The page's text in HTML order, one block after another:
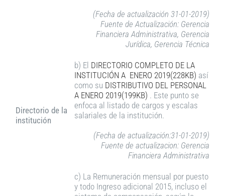
(Fecha de actualización 31-01-2019)
Fuente de Actualización: Gerencia
Financiera Administrativa, Gerencia
Jurídica, Gerencia Técnica
Directorio de la
institución
b) El DIRECTORIO COMPLETO DE LA
INSTITUCIÓN A ENERO 2019(228KB) así
como su DISTRIBUTIVO DEL PERSONAL
A ENERO 2019(199KB) . Este punto se
enfoca al listado de cargos y escalas
salariales de la institución.
(Fecha de actualización:31-01-2019)
Fuente de actualizacion: Gerencia
Financiera Administrativa
c) La Remuneración mensual por puesto
y todo Ingreso adicional 2015, incluso el